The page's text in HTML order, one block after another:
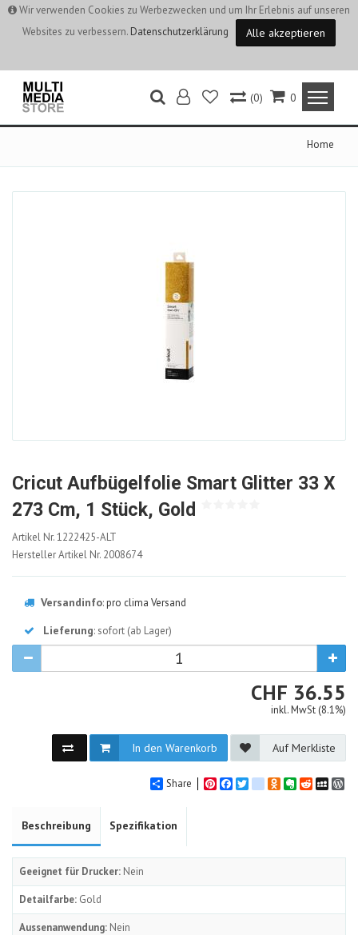
Wir verwenden Cookies zu Werbezwecken und um Ihr Erlebnis auf unseren
Websites zu verbessern. Datenschutzerklärung Alle akzeptieren
0
(0)
Home
Cricut Aufbügelfolie Smart Glitter 33 X
273 Cm, 1 Stück, Gold
1222425-
ALT
Artikel Nr.1222425-ALT
Hersteller Artikel Nr. 2008674
Versandinfo:pro clima Versand
Lieferung: sofort (ab Lager)
CHF CHF
36.55
inkl. MwSt (8.1%)
In den Warenkorb Auf Merkliste
Share PinterestFacebook
Twittergoogle_bookmarks
Odnoklassniki
Evernote
Reddit
Beschreibung Spezifikation
Geeignet für Drucker: Nein
Detailfarbe: Gold
Aussenanwendung: Nein